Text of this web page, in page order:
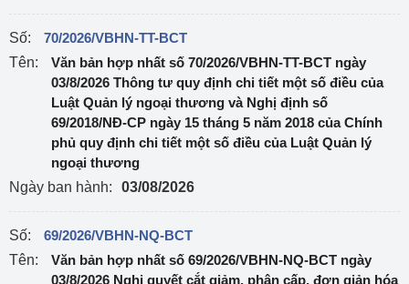
Số:
70/2026/VBHN-TT-BCT
Tên:
Văn bản hợp nhất số 70/2026/VBHN-TT-BCT ngày
03/8/2026 Thông tư quy định chi tiết một số điều của
Luật Quản lý ngoại thương và Nghị định số
69/2018/NĐ-CP ngày 15 tháng 5 năm 2018 của Chính
phủ quy định chi tiết một số điều của Luật Quản lý
ngoại thương
Ngày ban hành:
03/08/2026
Số:
69/2026/VBHN-NQ-BCT
Tên:
Văn bản hợp nhất số 69/2026/VBHN-NQ-BCT ngày
03/8/2026 Nghị quyết cắt giảm, phân cấp, đơn giản hóa